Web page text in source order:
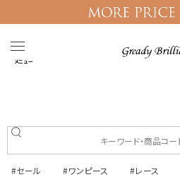
メニュー
#セール #ワンピース #レース